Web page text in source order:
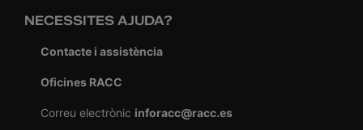
NECESSITES AJUDA?
Contacte i assistència
Oficines RACC
Correu electrònic inforacc@racc.es